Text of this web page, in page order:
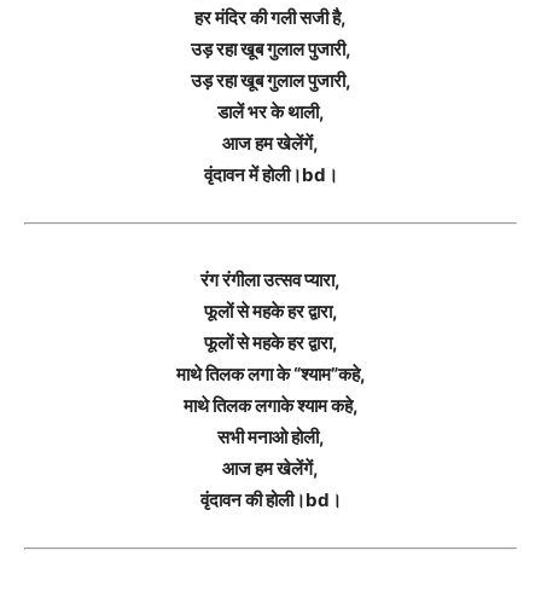
हर मंदिर की गली सजी है,
उड़ रहा खूब गुलाल पुजारी,
उड़ रहा खूब गुलाल पुजारी,
डालें भर के थाली,
आज हम खेलेंगें,
वृंदावन में होली।bd।
रंग रंगीला उत्सव प्यारा,
फूलों से महके हर द्वारा,
फूलों से महके हर द्वारा,
माथे तिलक लगा के “श्याम”कहे,
माथे तिलक लगाके श्याम कहे,
सभी मनाओ होली,
आज हम खेलेंगें,
वृंदावन की होली।bd।